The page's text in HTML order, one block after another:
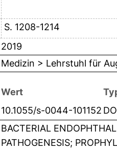
S. 1208-1214
2019
Medizin > Lehrstuhl für
Wert
10.1055/s-0044-101152
BACTERIAL
PATHOGENESIS;